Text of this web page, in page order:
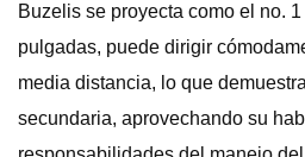
Buzelis se proyecta como el no.
pulgadas, puede dirigir
media distancia, lo que
secundaria, aprovechando su